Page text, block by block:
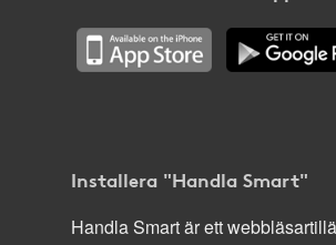
Installera "Handla Smart"
Handla Smart är ett